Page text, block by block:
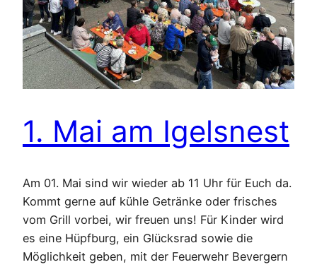
1. Mai am Igelsnest
Am 01. Mai sind wir wieder ab 11 Uhr für Euch da.
Kommt gerne auf kühle Getränke oder frisches
vom Grill vorbei, wir freuen uns! Für Kinder wird
es eine Hüpfburg, ein Glücksrad sowie die
Möglichkeit geben, mit der Feuerwehr Bevergern